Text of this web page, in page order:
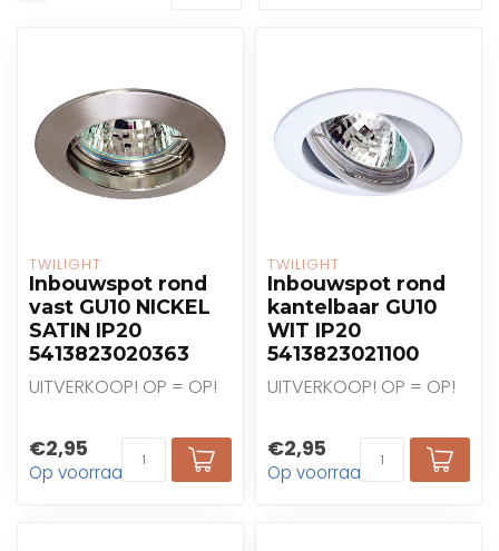
TWILIGHT
Inbouwspot rond
vast GU10 NICKEL
SATIN IP20
5413823020363
UITVERKOOP! OP = OP!
€2,95
Op voorraad
TWILIGHT
Inbouwspot rond
kantelbaar GU10
WIT IP20
5413823021100
UITVERKOOP! OP = OP!
€2,95
Op voorraad